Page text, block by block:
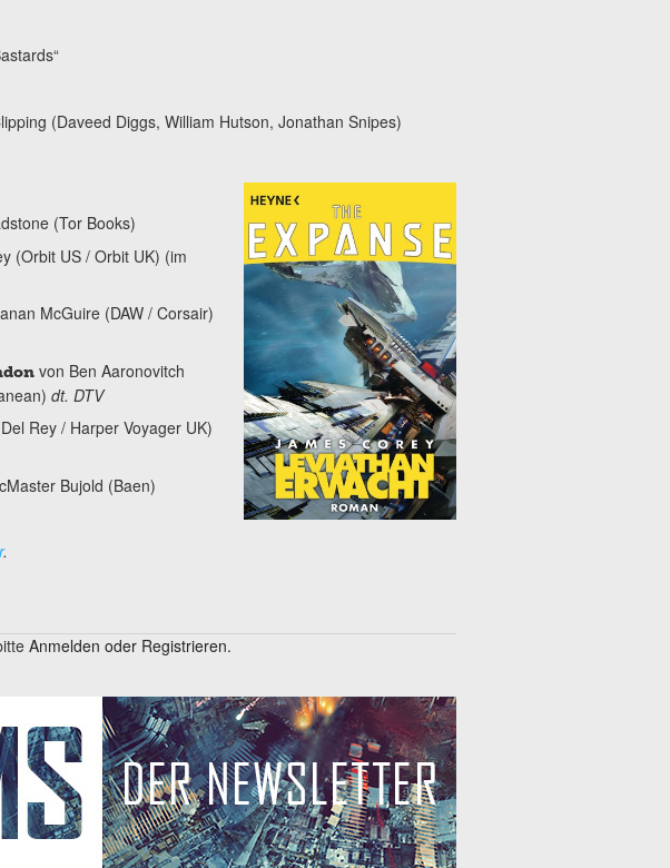
(Daveed Diggs, William Hutson, Jonathan Snipes)
(Tor Books)
(Orbit US / Orbit UK) (im
McGuire (DAW / Corsair)
von Ben Aaronovitch
dt. DTV
Rey / Harper Voyager UK)
Bujold (Baen)
.
Anmelden oder Registrieren.